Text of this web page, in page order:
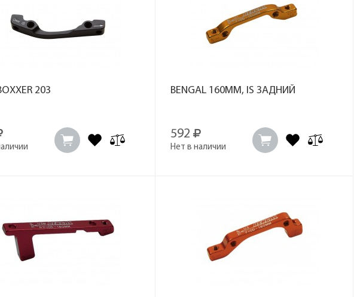
203 BENGAL 160MM, IS ЗАДНИЙ
592
Нет в наличии